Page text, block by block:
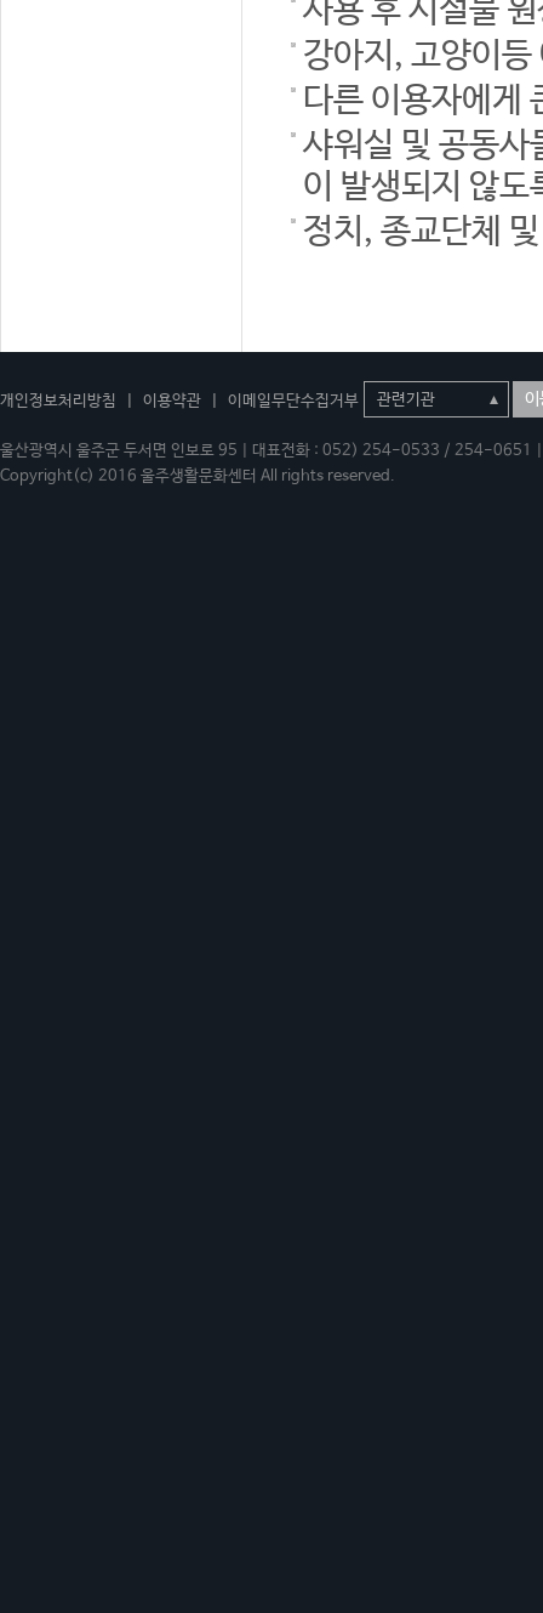
사용 후 시설물
강아지, 고양이
다른 이용자에게
샤워실 및 공동사
이 발생되지 않도
정치, 종교단체
개인정보처리방침 이용약관 이메일무단수집거부 이
울산광역시 울주군 두서면 인보로 95 | 대표전화 : 052) 254-0533 / 254-
Copyright(c) 2016 울주생활문화센터 All rights reserved.